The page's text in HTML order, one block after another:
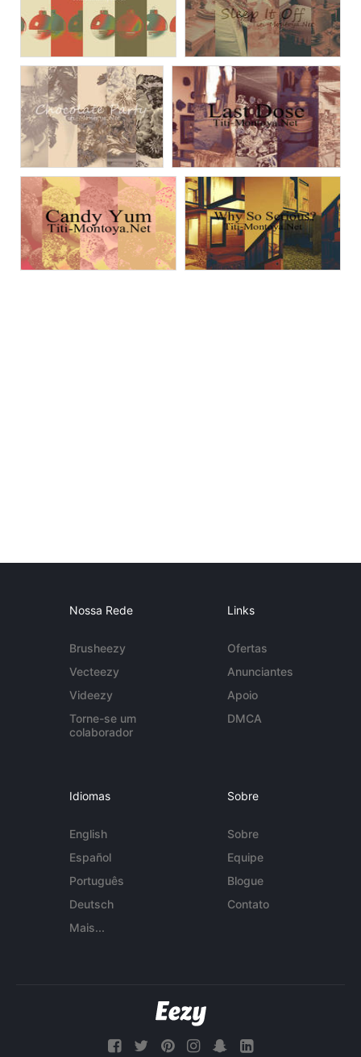
Nossa Rede
Brusheezy
Vecteezy
Videezy
Torne-se um
colaborador
Links
Ofertas
Anunciantes
Apoio
DMCA
Idiomas
English
Español
Português
Deutsch
Mais...
Sobre
Sobre
Equipe
Blogue
Contato